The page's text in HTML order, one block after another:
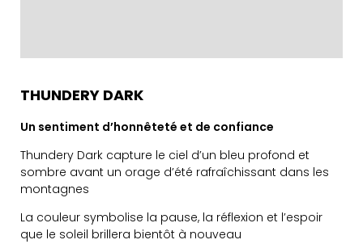
THUNDERY DARK
Un sentiment d’honnêteté et de confiance
Thundery Dark capture le ciel d’un bleu profond et
sombre avant un orage d’été rafraîchissant dans les
montagnes
La couleur symbolise la pause, la réflexion et l’espoir
que le soleil brillera bientôt à nouveau